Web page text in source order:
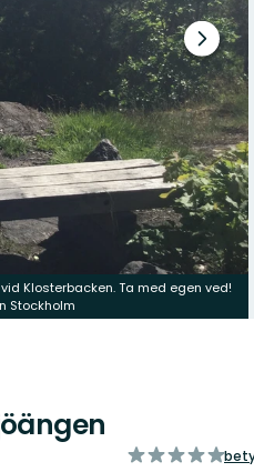
Nästa
bildspel
Klosterbacken. Ta med egen ved!
Stockholm
av